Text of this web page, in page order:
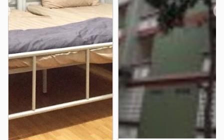
• Srinakharinwirot University – 500 m
• ST. Stephen’s International School – 600 m
• Education Longtime For International College – 750 m
• Wattana Wittaya Academy – 900 m
• Anglo-Singapore International school – 1.2 km
• Australian International School Bangkok – 1.1 km
• NIST International School – 1.4 km
• Chulalongkorn University – 4 MRT stations
ร้านอาหารและแหล่งบันเทิงใกล้เคียง
❯